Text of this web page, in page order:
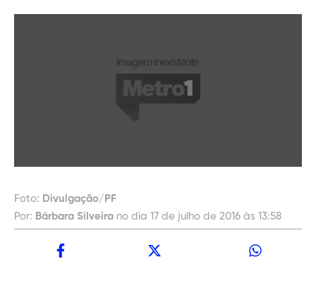
Foto: Divulgação/PF
Por: Bárbara Silveira no dia 17 de julho de 2016 às 13:58